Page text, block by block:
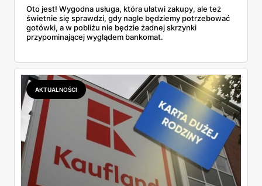
Oto jest! Wygodna usługa, która ułatwi zakupy, ale też
świetnie się sprawdzi, gdy nagle będziemy potrzebować
gotówki, a w pobliżu nie będzie żadnej skrzynki
przypominającej wyglądem bankomat.
AKTUALNOŚCI